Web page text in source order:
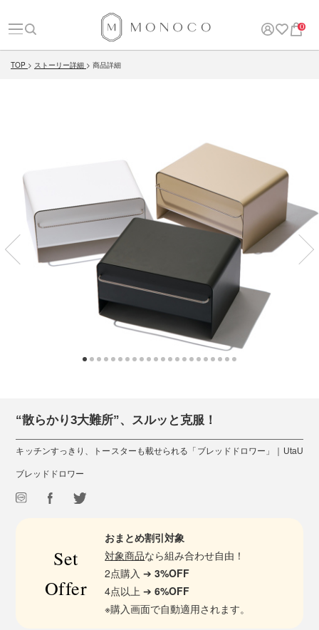
0
TOP ストーリー詳細 商品詳細
“散らかり3大難所”、スルッと克服！
キッチンすっきり、トースターも載せられる「ブレッドドロワー」｜UtaU
ブレッドドロワー
Set
Offer
おまとめ割引対象
対象商品なら組み合わせ自由！
2点購入 ➔3%OFF
4点以上 ➔6%OFF
※購入画面で自動適用されます。